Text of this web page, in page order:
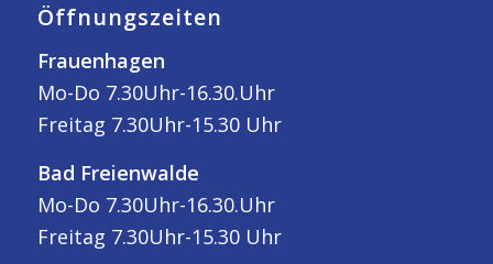
Öffnungszeiten
Frauenhagen
Mo-Do 7.30Uhr-16.30.Uhr
Freitag 7.30Uhr-15.30 Uhr
Bad Freienwalde
Mo-Do 7.30Uhr-16.30.Uhr
Freitag 7.30Uhr-15.30 Uhr